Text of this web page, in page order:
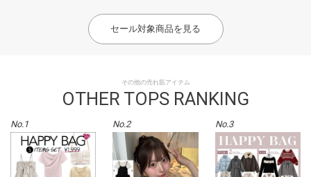
セール対象商品を見る
その他の売れ筋アイテム
OTHER TOPS RANKING
No.1 No.2 No.3